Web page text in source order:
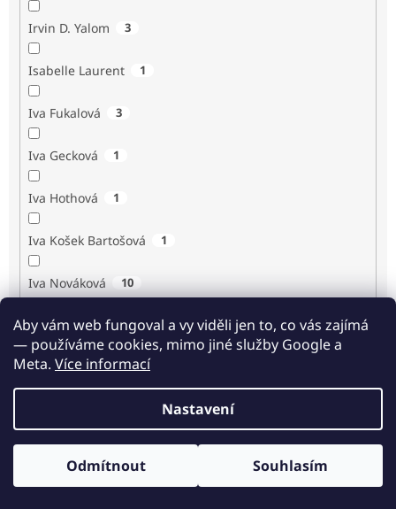
Aby vám web fungoval a vy viděli jen to, co vás zajímá
— používáme cookies, mimo jiné služby Google a
Meta. Více informací
Nastavení
Odmítnout Souhlasím
Irvin D. Yalom 3
Isabelle Laurent 1
Iva Fukalová 3
Iva Gecková 1
Iva Hothová 1
Iva Košek Bartošová 1
Iva Nováková 10
Iva Procházková 1
Ivan Renč 1
Odběr novinek